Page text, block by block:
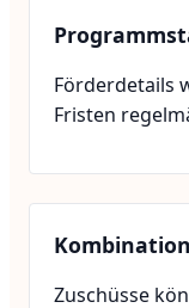
Förderdetails
Fristen
Kombination
Zuschüsse